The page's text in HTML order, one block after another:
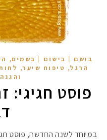
בושם | בישום | בשמים,
הרגל, טיפוח שיער,
פוסט חגיגי:
במיוחד לשנה החדשה, פוסט חגיגי עם אחד מסמלי החג המובהקים